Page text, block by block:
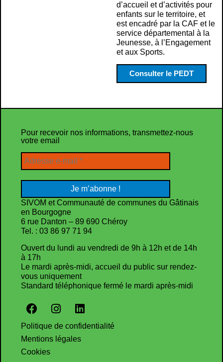
d’accueil et d’activités pour
enfants sur le territoire, et
est encadré par la CAF et le
service départemental à la
Jeunesse, à l’Engagement
et aux Sports.
Consulter le PEDT
Pour recevoir nos informations, transmettez-nous
votre email
SIVOM et Communauté de communes du Gâtinais
en Bourgogne
6 rue Danton – 89 690 Chéroy
Tel. : 03 86 97 71 94
Ouvert du lundi au vendredi de 9h à 12h et de 14h
à 17h
Le mardi après-midi, accueil du public sur rendez-
vous uniquement
Standard téléphonique fermé le mardi après-midi
Politique de confidentialité
Mentions légales
Cookies